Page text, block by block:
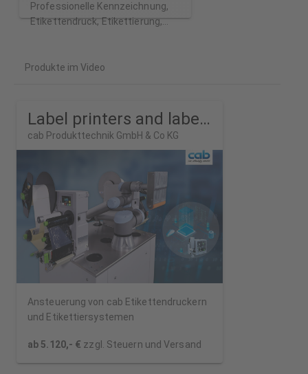
Professionelle Kennzeichnung,
Etikettendruck, Etikettierung,
Produkte im Video
Label printers and labeling systems
cab Produkttechnik GmbH & Co KG
Ansteuerung von cab Etikettendruckern
und Etikettiersystemen
ab 5.120,- € zzgl. Steuern und Versand